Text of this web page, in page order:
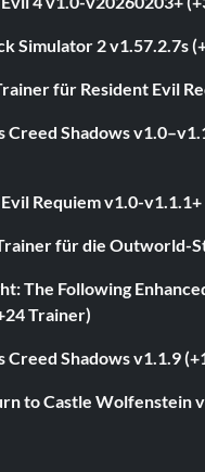
Simulator 2 v1.57.2.7s
für Resident Evil
Creed Shadows
Requiem v1.0-
für die Outworld-
The Following
Trainer)
Creed Shadows v1.1.9
to Castle Wolfenstein